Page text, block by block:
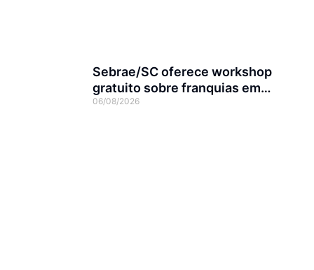
Sebrae/SC oferece workshop
gratuito sobre franquias em
Joinville
06/08/2026